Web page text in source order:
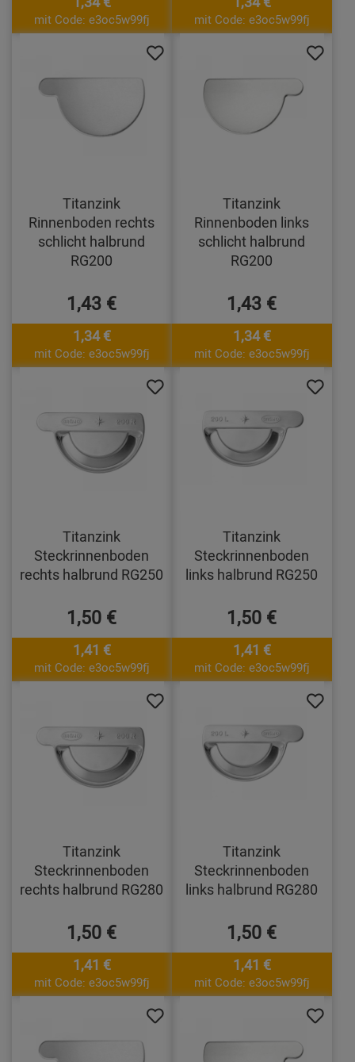
mit Code: e3oc5w99fj mit Code: e3oc5w99fj
Titanzink
Rinnenboden rechts
schlicht halbrund
RG200
1,43 €
1,34 €
mit Code: e3oc5w99fj
Titanzink
Rinnenboden links
schlicht halbrund
RG200
1,43 €
1,34 €
mit Code: e3oc5w99fj
Titanzink
Steckrinnenboden
rechts halbrund RG250
1,50 €
1,41 €
mit Code: e3oc5w99fj
Titanzink
Steckrinnenboden
links halbrund RG250
1,50 €
1,41 €
mit Code: e3oc5w99fj
Titanzink
Steckrinnenboden
rechts halbrund RG280
1,50 €
1,41 €
mit Code: e3oc5w99fj
Titanzink
Steckrinnenboden
links halbrund RG280
1,50 €
1,41 €
mit Code: e3oc5w99fj